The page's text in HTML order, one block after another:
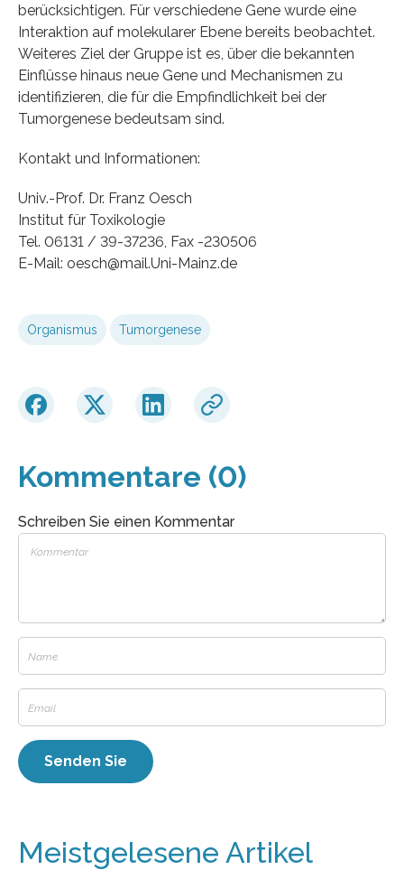
berücksichtigen. Für verschiedene Gene wurde eine
Interaktion auf molekularer Ebene bereits beobachtet.
Weiteres Ziel der Gruppe ist es, über die bekannten
Einflüsse hinaus neue Gene und Mechanismen zu
identifizieren, die für die Empfindlichkeit bei der
Tumorgenese bedeutsam sind.
Kontakt und Informationen:
Univ.-Prof. Dr. Franz Oesch
Institut für Toxikologie
Tel. 06131 / 39-37236, Fax -230506
E-Mail: oesch@mail.Uni-Mainz.de
Organismus Tumorgenese
Kommentare (0)
Schreiben Sie einen Kommentar
Meistgelesene Artikel